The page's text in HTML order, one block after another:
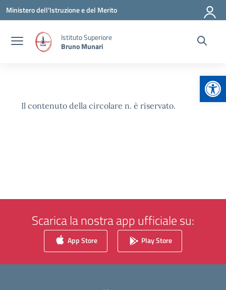
Vai ai contenuti
Vai al menu di navigazione
Vai al footer
Ministero dell'Istruzione e del Merito
Istituto Superiore
Bruno Munari
Il contenuto della circolare n. è riservato.
Scarica la nostra app ufficiale su:
App Store Play Store